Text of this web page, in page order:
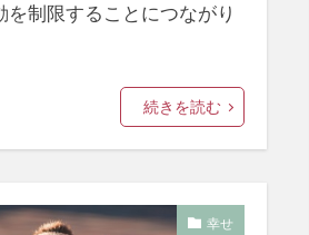
を制限することにつながり
続きを読む
幸せ